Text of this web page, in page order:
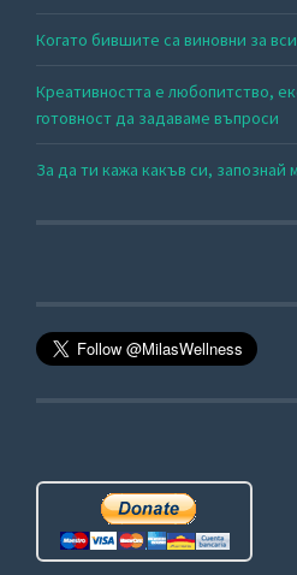
Когато бившите са виновни за
Креативността е любопитство,
готовност да задаваме въпроси
За да ти кажа какъв си, запознай